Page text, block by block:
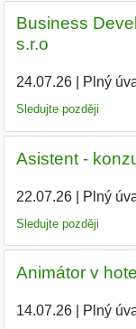
Business
s.r.o
24.07.26| Plný
Sledujte později
Asistent -
22.07.26| Plný
Sledujte později
Animátor v
14.07.26| Plný